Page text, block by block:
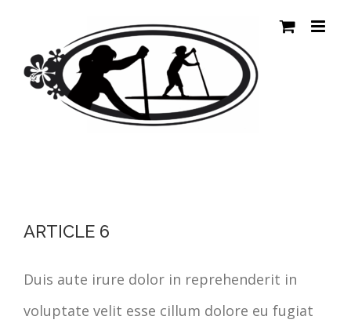
contenu
ARTICLE 6
Duis aute irure dolor in reprehenderit in
voluptate velit esse cillum dolore eu fugiat